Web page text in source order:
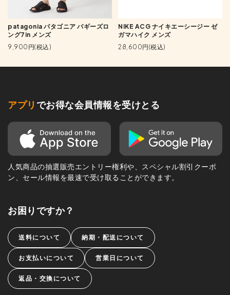
patagonia パタゴニア バギーズロ
ング7in メンズ
9,900円(税込)
NIKE ACG ナイキエーシージー ゼ
ガマハイク メンズ
28,600円(税込)
アプリ でお得な会員情報を受けとる
人気商品の抽選販売エントリー権利や、スペシャル割引クーポ
ン、セール情報を最速で受け取ることができます。
お困りですか？
送料について 納期・配送について
お支払いについて 営業日について
返品・交換について